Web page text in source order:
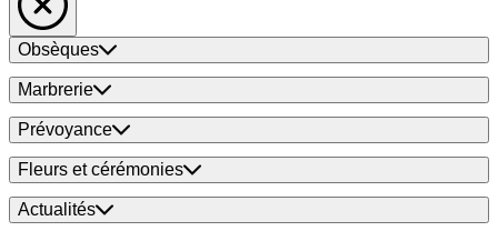
Obsèques
Marbrerie
Prévoyance
Fleurs et cérémonies
Actualités